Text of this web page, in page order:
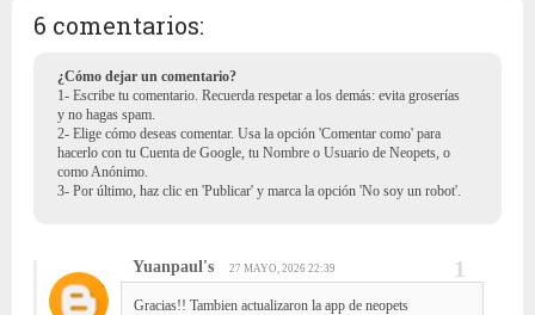
6 comentarios:
¿Cómo dejar un comentario?
1- Escribe tu comentario. Recuerda respetar a los demás: evita groserías
y no hagas spam.
2- Elige cómo deseas comentar. Usa la opción 'Comentar como' para
hacerlo con tu Cuenta de Google, tu Nombre o Usuario de Neopets, o
como Anónimo.
3- Por último, haz clic en 'Publicar' y marca la opción 'No soy un robot'.
Yuanpaul's 27 MAYO, 2026 22:39
Gracias!! Tambien actualizaron la app de neopets